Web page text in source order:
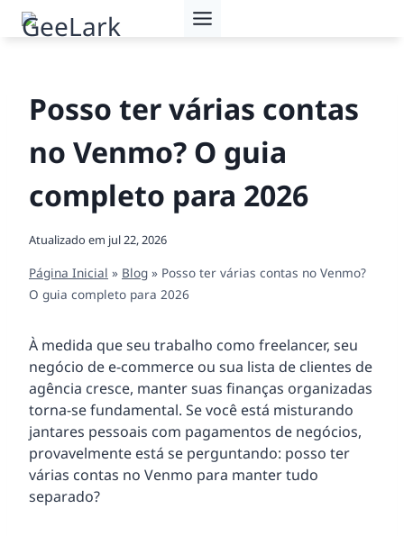
Pular
para
Posso ter várias contas
no Venmo? O guia
completo para 2026
Atualizado em jul 22, 2026
Página Inicial » Blog » Posso ter várias contas no Venmo?
O guia completo para 2026
À medida que seu trabalho como freelancer, seu
negócio de e-commerce ou sua lista de clientes de
agência cresce, manter suas finanças organizadas
torna-se fundamental. Se você está misturando
jantares pessoais com pagamentos de negócios,
provavelmente está se perguntando: posso ter
várias contas no Venmo para manter tudo
separado?